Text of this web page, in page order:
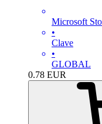
Microsoft
•
Clave
•
GLOBAL
0.78 EUR